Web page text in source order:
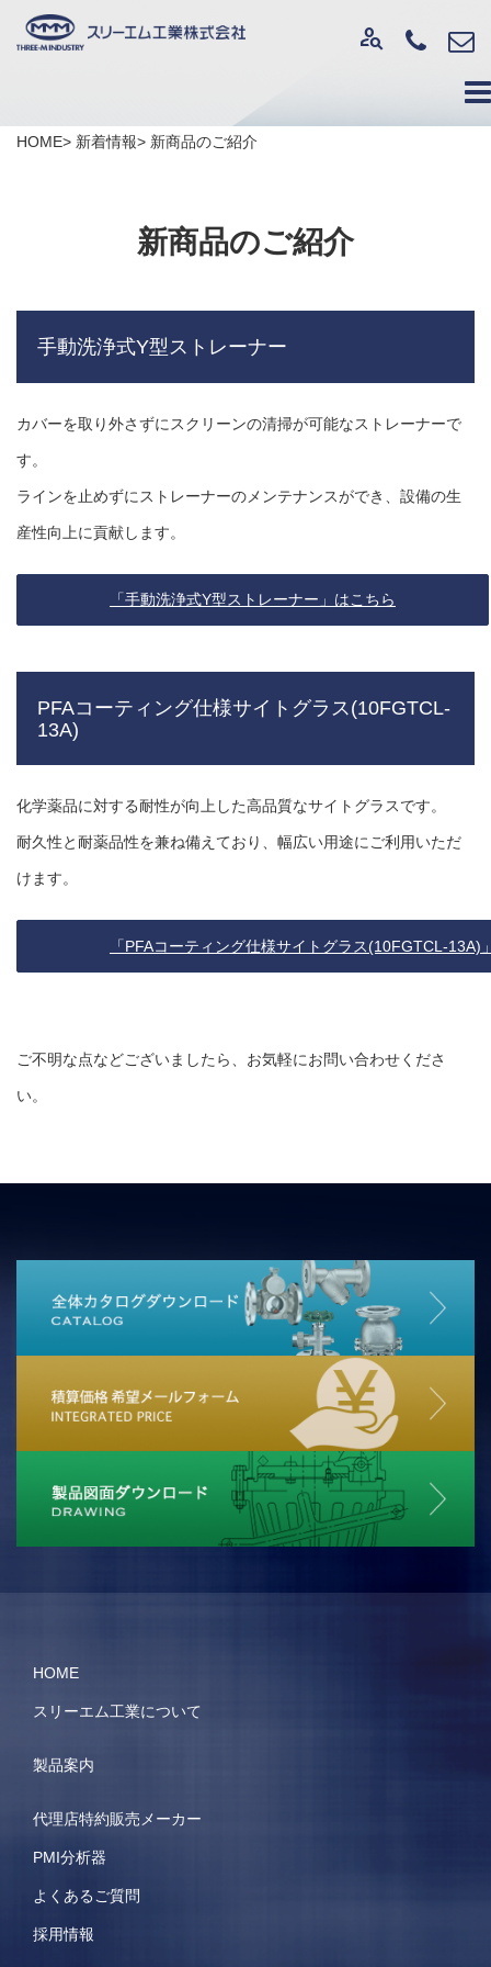
person_search
HOME 新着情報 新商品のご紹介
新商品のご紹介
手動洗浄式Y型ストレーナー
カバーを取り外さずにスクリーンの清掃が可能なストレーナーで
す。
ラインを止めずにストレーナーのメンテナンスができ、設備の生
産性向上に貢献します。
「手動洗浄式Y型ストレーナー」はこちら
PFAコーティング仕様サイトグラス(10FGTCL-
13A)
化学薬品に対する耐性が向上した高品質なサイトグラスです。
耐久性と耐薬品性を兼ね備えており、幅広い用途にご利用いただ
けます。
「PFAコーティング仕様サイトグラス(10FGTCL-13A)
ご不明な点などございましたら、お気軽にお問い合わせくださ
い。
HOME
スリーエム工業について
製品案内
代理店特約販売メーカー
PMI分析器
よくあるご質問
採用情報